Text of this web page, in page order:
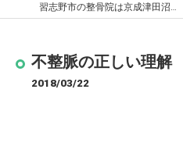
習志野市の整骨院は京成津田沼整骨院
不整脈の正しい理解
2018/03/22